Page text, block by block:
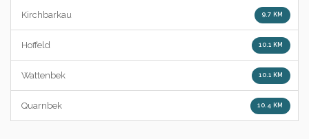
Kirchbarkau 9.7 KM
Hoffeld 10.1 KM
Wattenbek 10.1 KM
Quarnbek 10.4 KM